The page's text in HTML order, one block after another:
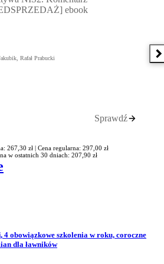
ebook
Rafał Prabucki
Sprawdź
267,30 zł | Cena regularna: 297,00 zł
w ostatnich 30 dniach: 207,90 zł
4 obowiązkowe szkolenia w roku, coroczne
dla ławników